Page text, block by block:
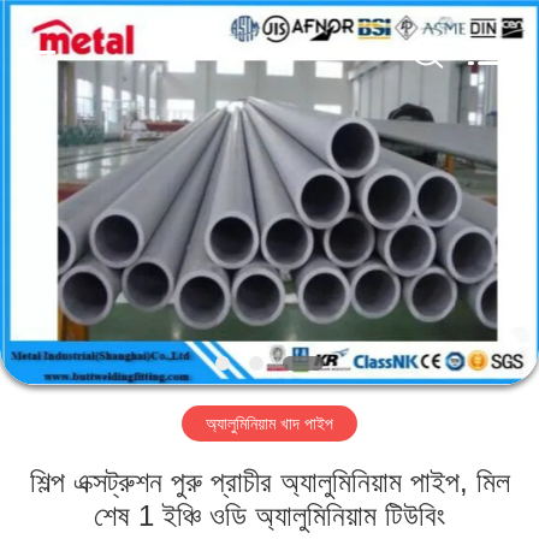
আমাদের
সম্পর্কে
কারখানা
STEEL
GROUP
CHINA.
অ্যালুমিনিয়াম খাদ পাইপ
শিল্প এক্সট্রুশন পুরু প্রাচীর অ্যালুমিনিয়াম পাইপ, মিল
শেষ 1 ইঞ্চি ওডি অ্যালুমিনিয়াম টিউবিং